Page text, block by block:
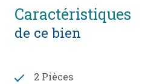
caractéristiques
de ce bien
2 Pièces